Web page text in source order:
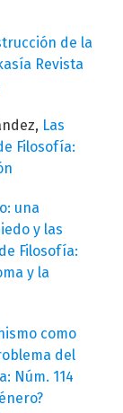
de la
Revista
Las
Filosofía:
una
y las
Filosofía:
y la
como
del
Núm. 114